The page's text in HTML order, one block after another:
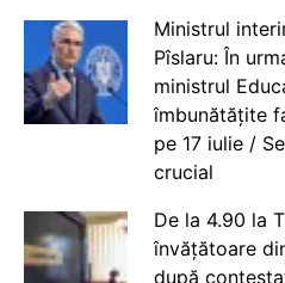
Ministrul
Pîslaru: În
ministrul
îmbunătățite
pe 17 iulie /
crucial
De la 4.90 la
învățătoare
după